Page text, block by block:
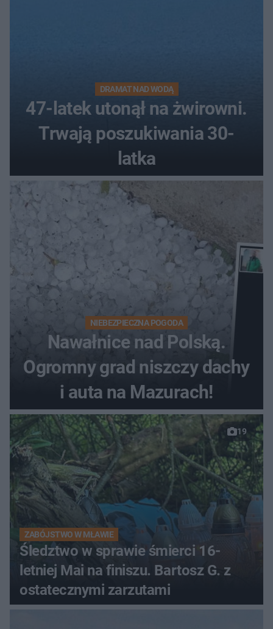
DRAMAT NAD WODĄ
47-latek utonął na żwirowni.
Trwają poszukiwania 30-
latka
NIEBEZPIECZNA POGODA
Nawałnice nad Polską.
Ogromny grad niszczy dachy
i auta na Mazurach!
19
ZABÓJSTWO W MŁAWIE
Śledztwo w sprawie śmierci 16-
letniej Mai na finiszu. Bartosz G. z
ostatecznymi zarzutami